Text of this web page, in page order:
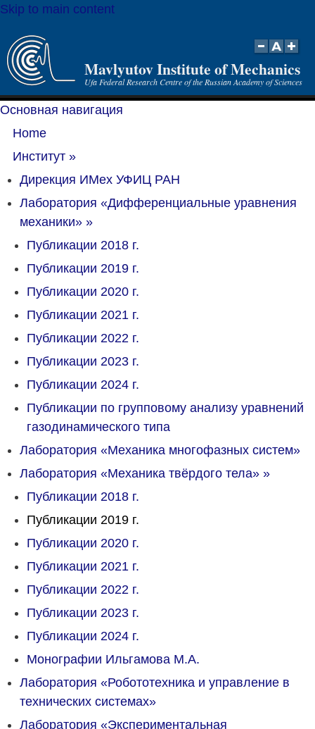
Skip to main content
Mavlyutov Institute of Mechanics
Ufa Federal Research Centre of the Russian Academy of Sciences
Основная навигация
Home
Институт »
Дирекция ИМех УФИЦ РАН
Лаборатория «Дифференциальные уравнения
механики» »
Публикации 2018 г.
Публикации 2019 г.
Публикации 2020 г.
Публикации 2021 г.
Публикации 2022 г.
Публикации 2023 г.
Публикации 2024 г.
Публикации по групповому анализу уравнений
газодинамического типа
Лаборатория «Механика многофазных систем»
Лаборатория «Механика твёрдого тела» »
Публикации 2018 г.
Публикации 2019 г.
Публикации 2020 г.
Публикации 2021 г.
Публикации 2022 г.
Публикации 2023 г.
Публикации 2024 г.
Монографии Ильгамова М.А.
Лаборатория «Робототехника и управление в
технических системах»
Лаборатория «Экспериментальная